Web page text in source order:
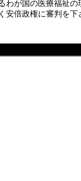
が国の医療福祉
倍政権に審判を下